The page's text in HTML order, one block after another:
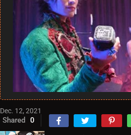
Dec. 12, 2021
Shared 0